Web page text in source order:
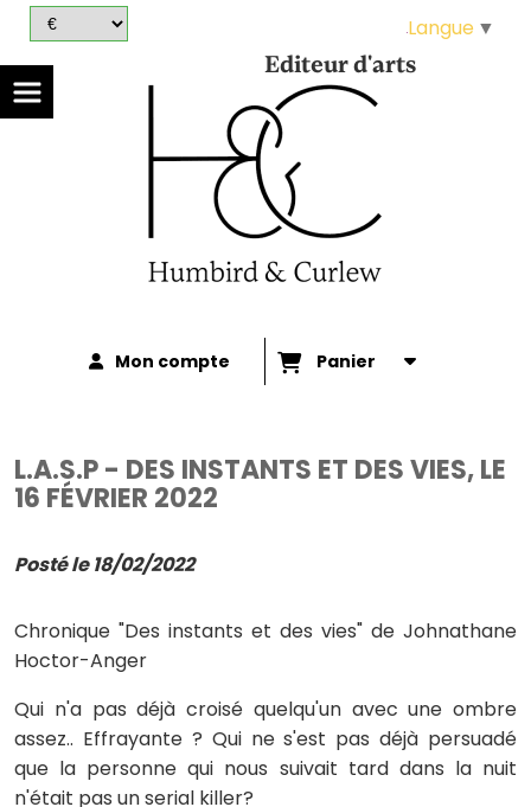
Editeur d'arts
Mon compte Panier
L.A.S.P - DES INSTANTS ET DES VIES, LE
16 FÉVRIER 2022
Posté le 18/02/2022
Chronique "Des instants et des vies" de Johnathane
Hoctor-Anger
Qui n'a pas déjà croisé quelqu'un avec une ombre
assez.. Effrayante ? Qui ne s'est pas déjà persuadé
que la personne qui nous suivait tard dans la nuit
n'était pas un serial killer?
Langue ▼
Panneau de gestion des cookies